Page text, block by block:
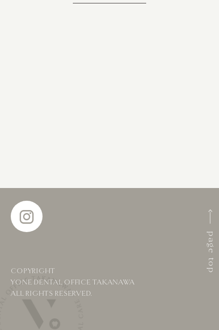
COPYRIGHT
YONE DENTAL OFFICE TAKANAWA
ALL RIGHTS RESERVED.
page top